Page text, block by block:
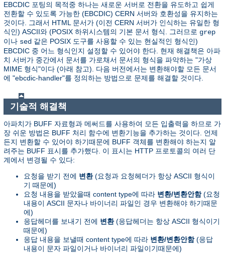
EBCDIC 포팅의 목적중 하나는 새로운 서버로 전환을 유도하고 쉽게
전환할 수 있도록 가능한 (EBCDIC) CERN 서버와 호환성을 유지하는
것이다. 그래서 HTML 문서가 (이전 CERN 서버가 인식하는 유일한 형
식인) ASCII와 (POSIX 하위시스템의 기본 문서 형식. 그러므로 grep
이나 sed 같은 POSIX 도구를 사용할 수 있는 현실적인 형식인)
EBCDIC 중 어느 형식인지 설정할 수 있어야 한다. 현재 해결책은 아파
치 서버가 중간에서 문서를 가로채서 문서의 형식을 파악하는 "가상
MIME 형식"이다 (아래 참고). 다음 버전에서는 변환해야할 모든 문서
에 "ebcdic-handler"를 정의하는 방법으로 문제를 해결할 것이다.
기술적 해결책
아파치가 BUFF 자료형과 메써드를 사용하여 모든 입출력을 하므로 가
장 쉬운 방법은 BUFF 처리 함수에 변환기능을 추가하는 것이다. 언제
든지 변환할 수 있어야 하기때문에 BUFF 객체를 변환해야 하는지 알
려주는 BUFF 표시를 추가했다. 이 표시는 HTTP 프로토콜의 여러 단
계에서 변경될 수 있다:
요청을 받기 전에 변환(요청과 요청헤더가 항상 ASCII 형식이
기 때문에)
요청 내용을 받았을때 content type에 따라 변환/변환안함(요청
내용이 ASCII 문자나 바이너리 파일인 경우 변환해야 하기때문
에)
응답헤더를 보내기 전에 변환(응답헤더는 항상 ASCII 형식이기
때문에)
응답 내용을 보낼때 content type에 따라 변환/변환안함(응답
내용이 문자 파일이거나 바이너리 파일이기때문에)